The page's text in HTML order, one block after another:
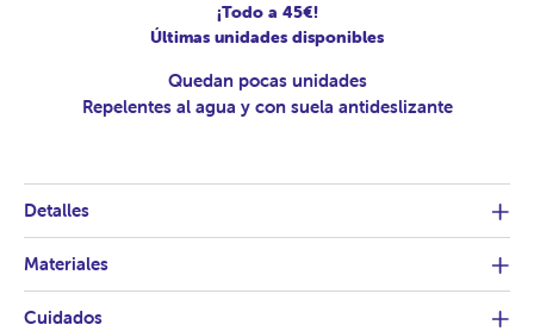
¡Todo a 45€!
Últimas unidades disponibles
Quedan pocas unidades
Repelentes al agua y con suela antideslizante
Detalles
Materiales
Cuidados